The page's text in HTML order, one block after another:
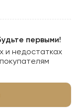
первыми!
и недостатках